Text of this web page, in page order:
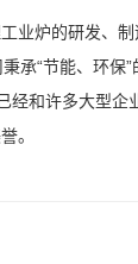
业炉的研发、制
“节能、环
和许多大型
。